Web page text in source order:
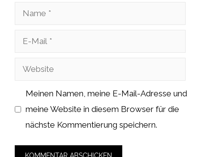
Name
Website
Meinen Namen, meine E-Mail-Adresse und
meine Website in diesem Browser für die
nächste Kommentierung speichern.